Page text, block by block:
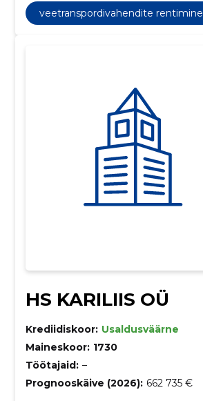
veetranspordivahendite rentimine
HS KARILIIS OÜ
Krediidiskoor: Usaldusväärne
Maineskoor: 1730
Töötajaid: –
Prognooskäive (2026): 662 735 €